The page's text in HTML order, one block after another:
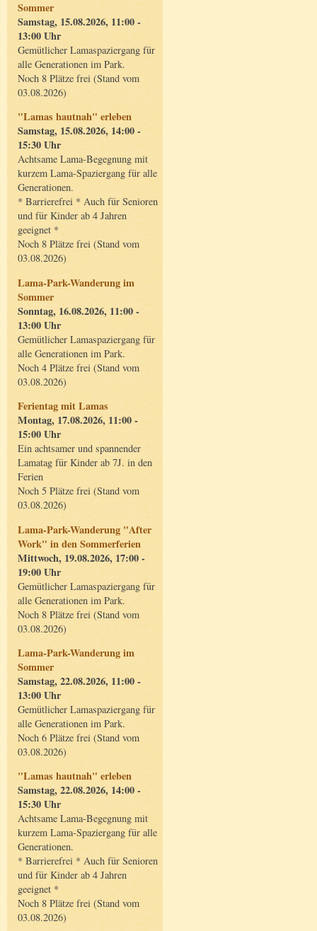
Sommer
Samstag, 15.08.2026, 11:00 -
13:00 Uhr
Gemütlicher Lamaspaziergang für
alle Generationen im Park.
Noch 8 Plätze frei (Stand vom
03.08.2026)
"Lamas hautnah" erleben
Samstag, 15.08.2026, 14:00 -
15:30 Uhr
Achtsame Lama-Begegnung mit
kurzem Lama-Spaziergang für alle
Generationen.
* Barrierefrei * Auch für Senioren
und für Kinder ab 4 Jahren
geeignet *
Noch 8 Plätze frei (Stand vom
03.08.2026)
Lama-Park-Wanderung im
Sommer
Sonntag, 16.08.2026, 11:00 -
13:00 Uhr
Gemütlicher Lamaspaziergang für
alle Generationen im Park.
Noch 4 Plätze frei (Stand vom
03.08.2026)
Ferientag mit Lamas
Montag, 17.08.2026, 11:00 -
15:00 Uhr
Ein achtsamer und spannender
Lamatag für Kinder ab 7J. in den
Ferien
Noch 5 Plätze frei (Stand vom
03.08.2026)
Lama-Park-Wanderung "After
Work" in den Sommerferien
Mittwoch, 19.08.2026, 17:00 -
19:00 Uhr
Gemütlicher Lamaspaziergang für
alle Generationen im Park.
Noch 8 Plätze frei (Stand vom
03.08.2026)
Lama-Park-Wanderung im
Sommer
Samstag, 22.08.2026, 11:00 -
13:00 Uhr
Gemütlicher Lamaspaziergang für
alle Generationen im Park.
Noch 6 Plätze frei (Stand vom
03.08.2026)
"Lamas hautnah" erleben
Samstag, 22.08.2026, 14:00 -
15:30 Uhr
Achtsame Lama-Begegnung mit
kurzem Lama-Spaziergang für alle
Generationen.
* Barrierefrei * Auch für Senioren
und für Kinder ab 4 Jahren
geeignet *
Noch 8 Plätze frei (Stand vom
03.08.2026)